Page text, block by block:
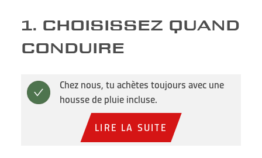
1. CHOISISSEZ QUAND
CONDUIRE
Chez nous, tu achètes toujours avec une
housse de pluie incluse.
LIRE LA SUITE